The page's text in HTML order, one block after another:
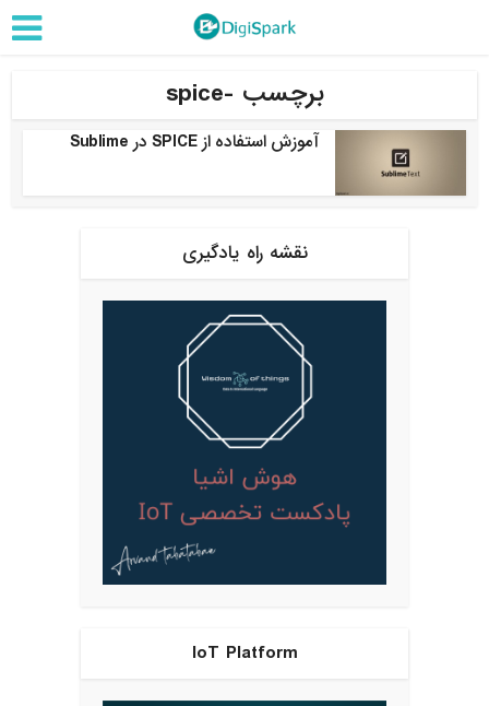
برچسب -spice
آموزش استفاده از SPICE در Sublime
نقشه راه یادگیری
IoT Platform